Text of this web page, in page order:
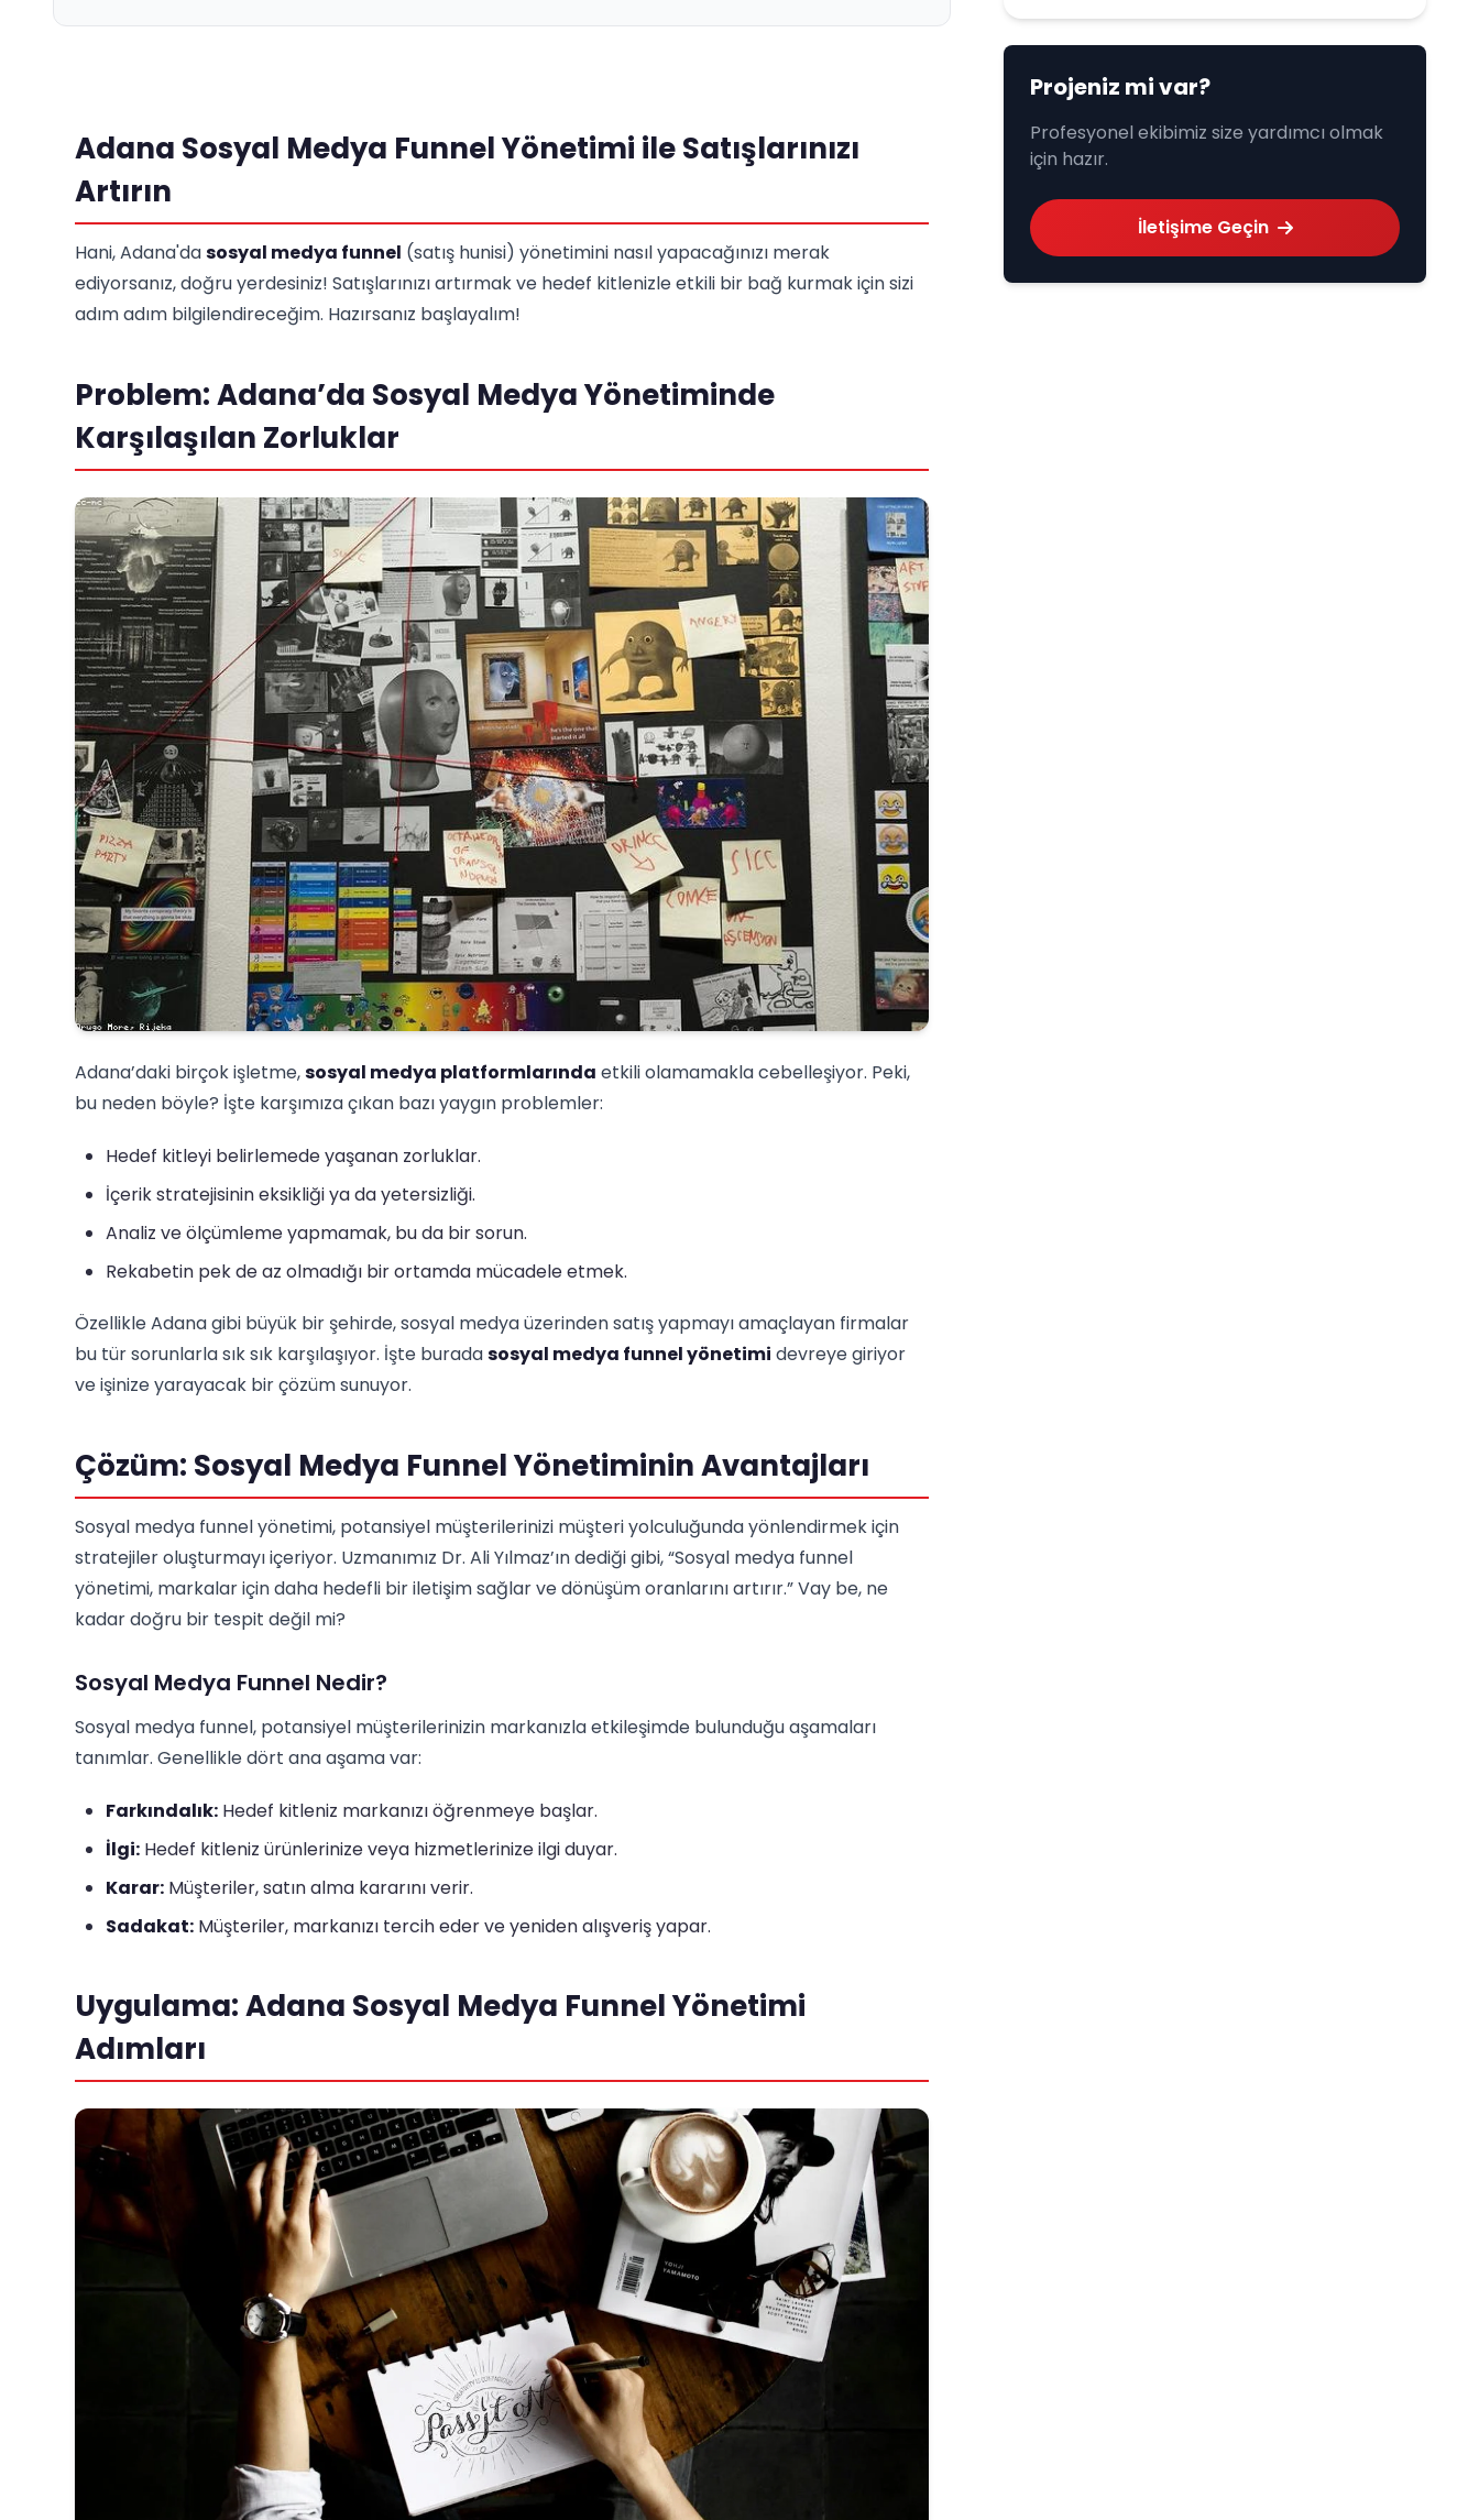
Adana Sosyal Medya Funnel Yönetimi ile Satışlarınızı
Artırın
Hani, Adana'dasosyal medya funnel (satış hunisi) yönetimini nasıl yapacağınızı merak
ediyorsanız, doğru yerdesiniz! Satışlarınızı artırmak ve hedef kitlenizle etkili bir bağ kurmak için sizi
adım adım bilgilendireceğim. Hazırsanız başlayalım!
Problem: Adana’da Sosyal Medya Yönetiminde
Karşılaşılan Zorluklar
Adana’daki birçok işletme,sosyal medya platformlarında etkili olamamakla cebelleşiyor. Peki,
bu neden böyle? İşte karşımıza çıkan bazı yaygın problemler:
Hedef kitleyi belirlemede yaşanan zorluklar.
İçerik stratejisinin eksikliği ya da yetersizliği.
Analiz ve ölçümleme yapmamak, bu da bir sorun.
Rekabetin pek de az olmadığı bir ortamda mücadele etmek.
Özellikle Adana gibi büyük bir şehirde, sosyal medya üzerinden satış yapmayı amaçlayan firmalar
bu tür sorunlarla sık sık karşılaşıyor. İşte buradasosyal medya funnel yönetimi devreye giriyor
ve işinize yarayacak bir çözüm sunuyor.
Çözüm: Sosyal Medya Funnel Yönetiminin Avantajları
Sosyal medya funnel yönetimi, potansiyel müşterilerinizi müşteri yolculuğunda yönlendirmek için
stratejiler oluşturmayı içeriyor. Uzmanımız Dr. Ali Yılmaz’ın dediği gibi, “Sosyal medya funnel
yönetimi, markalar için daha hedefli bir iletişim sağlar ve dönüşüm oranlarını artırır.” Vay be, ne
kadar doğru bir tespit değil mi?
Sosyal Medya Funnel Nedir?
Sosyal medya funnel, potansiyel müşterilerinizin markanızla etkileşimde bulunduğu aşamaları
tanımlar. Genellikle dört ana aşama var:
Farkındalık: Hedef kitleniz markanızı öğrenmeye başlar.
İlgi: Hedef kitleniz ürünlerinize veya hizmetlerinize ilgi duyar.
Karar: Müşteriler, satın alma kararını verir.
Sadakat: Müşteriler, markanızı tercih eder ve yeniden alışveriş yapar.
Uygulama: Adana Sosyal Medya Funnel Yönetimi
Adımları
Projeniz mi var?
Profesyonel ekibimiz size yardımcı olmak
için hazır.
İletişime Geçin